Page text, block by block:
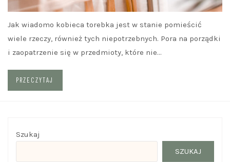
Jak wiadomo kobieca torebka jest w stanie pomieścić
wiele rzeczy, również tych niepotrzebnych. Pora na porządki
i zaopatrzenie się w przedmioty, które nie…
PRZECZYTAJ
Szukaj
SZUKAJ